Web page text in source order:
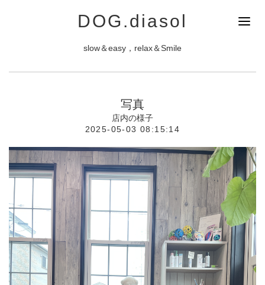
DOG.diasol
slow＆easy，relax＆Smile
写真
店内の様子
2025-05-03 08:15:14